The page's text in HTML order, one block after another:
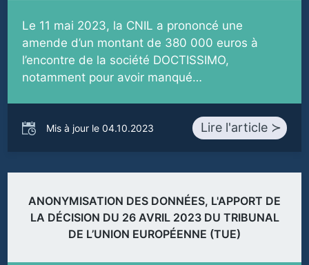
Le 11 mai 2023, la CNIL a prononcé une
amende d’un montant de 380 000 euros à
l’encontre de la société DOCTISSIMO,
notamment pour avoir manqué…
Mis à jour le 04.10.2023 Lire l'article ≻
ANONYMISATION DES DONNÉES, L'APPORT DE
LA DÉCISION DU 26 AVRIL 2023 DU TRIBUNAL
DE L’UNION EUROPÉENNE (TUE)